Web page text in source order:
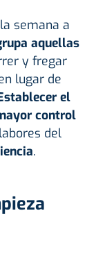
semana a
aquellas
y fregar
lugar de
el
control
del
.